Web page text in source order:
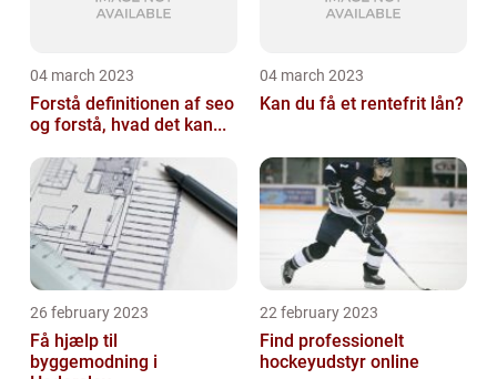
04 march 2023
Forstå definitionen af seo
og forstå, hvad det kan...
04 march 2023
Kan du få et rentefrit lån?
26 february 2023
Få hjælp til
byggemodning i
22 february 2023
Find professionelt
hockeyudstyr online